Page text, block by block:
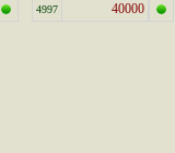
4997 40000